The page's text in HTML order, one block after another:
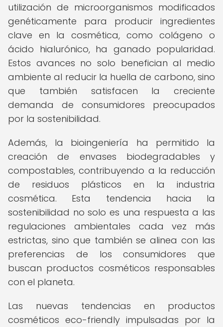
utilización de microorganismos modificados
genéticamente para producir ingredientes
clave en la cosmética, como colágeno o
ácido hialurónico, ha ganado popularidad.
Estos avances no solo benefician al medio
ambiente al reducir la huella de carbono, sino
que también satisfacen la creciente
demanda de consumidores preocupados
por la sostenibilidad.
Además, la bioingeniería ha permitido la
creación de envases biodegradables y
compostables, contribuyendo a la reducción
de residuos plásticos en la industria
cosmética. Esta tendencia hacia la
sostenibilidad no solo es una respuesta a las
regulaciones ambientales cada vez más
estrictas, sino que también se alinea con las
preferencias de los consumidores que
buscan productos cosméticos responsables
con el planeta.
Las nuevas tendencias en productos
cosméticos eco-friendly impulsadas por la